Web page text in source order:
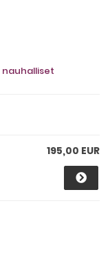
nauhalliset
195,00 EUR